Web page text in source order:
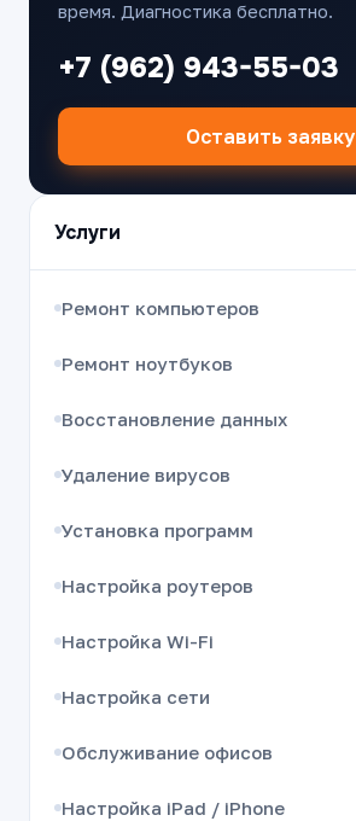
время. Диагностика бесплатно.
+7 (962) 943-55-03
Оставить заявку
Услуги
Ремонт компьютеров
Ремонт ноутбуков
Восстановление данных
Удаление вирусов
Установка программ
Настройка роутеров
Настройка Wi-Fi
Настройка сети
Обслуживание офисов
Настройка iPad / iPhone